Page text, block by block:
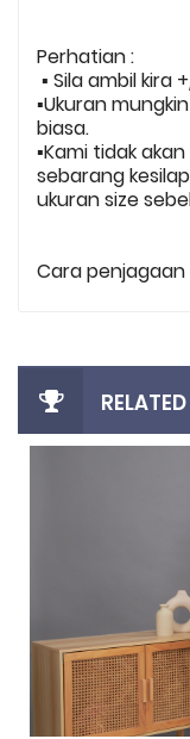
Perhatian :
▪️ Sila ambil kira
▪️Ukuran
biasa.
▪️Kami tidak
sebarang
ukuran size
Cara penjagaan